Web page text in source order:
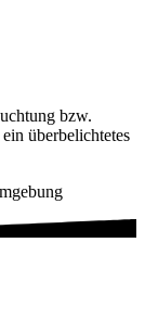
bzw.
überbelichtetes